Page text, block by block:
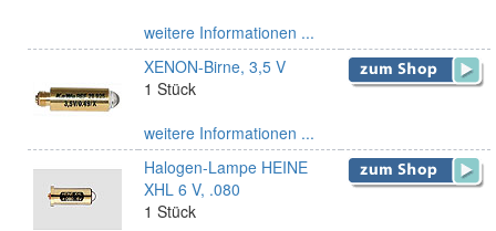
weitere Informationen ...
XENON-Birne, 3,5 V
1 Stück
weitere Informationen ...
Halogen-Lampe HEINE
XHL 6 V, .080
1 Stück